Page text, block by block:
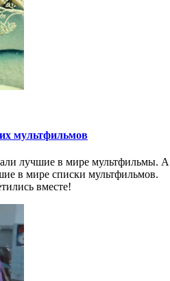
мультфильмов
лучшие в мире мультфильмы. А
в мире списки мультфильмов.
вместе!